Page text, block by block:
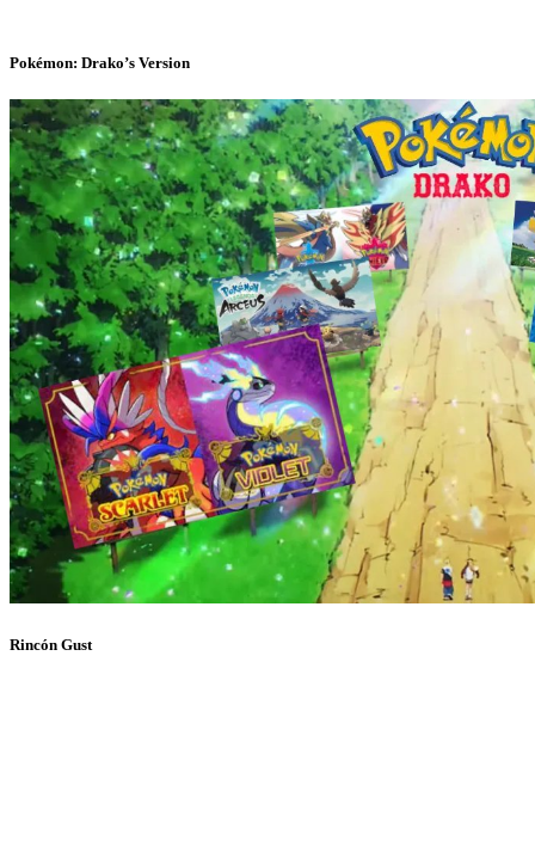
Pokémon: Drako’s Version
Rincón Gust